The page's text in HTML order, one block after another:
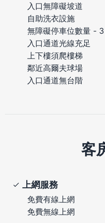
入口無障礙坡道
自助洗衣設施
無障礙停車位數量 - 3
入口通道光線充足
上下樓須爬樓梯
鄰近高爾夫球場
入口通道無台階
客
上網服務
免費有線上網
免費無線上網